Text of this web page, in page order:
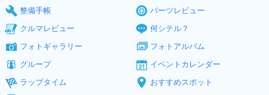
整備手帳
パーツレビュー
クルマレビュー
何シテル？
フォトギャラリー
フォトアルバム
グループ
イベントカレンダー
ラップタイム
おすすめスポット